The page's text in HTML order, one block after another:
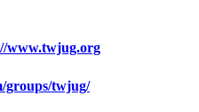
www.twjug.org
groups/twjug/